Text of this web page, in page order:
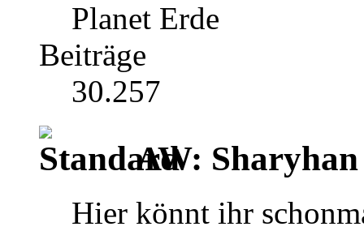
Planet Erde
Beiträge
30.257
AW: Sharyhan
Hier könnt ihr